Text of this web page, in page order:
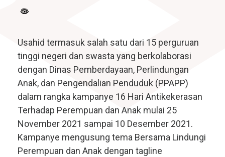
Usahid termasuk salah satu dari 15 perguruan
tinggi negeri dan swasta yang berkolaborasi
dengan Dinas Pemberdayaan, Perlindungan
Anak, dan Pengendalian Penduduk (PPAPP)
dalam rangka kampanye 16 Hari Antikekerasan
Terhadap Perempuan dan Anak mulai 25
November 2021 sampai 10 Desember 2021.
Kampanye mengusung tema Bersama Lindungi
Perempuan dan Anak dengan tagline